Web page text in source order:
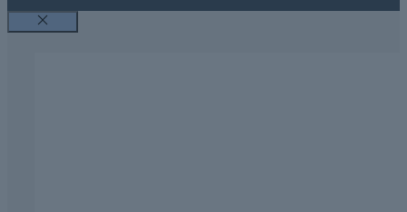
Luk